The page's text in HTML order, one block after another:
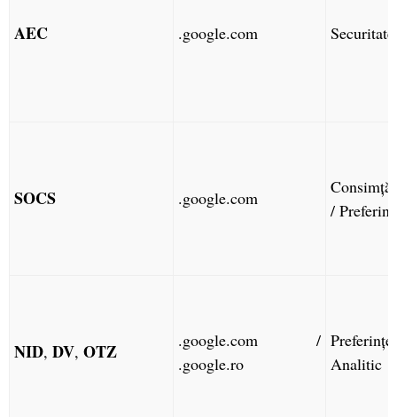
AEC .google.com Securitate
SOCS .google.com
/
NID, DV, OTZ
.google.com /
.google.ro
Analitic